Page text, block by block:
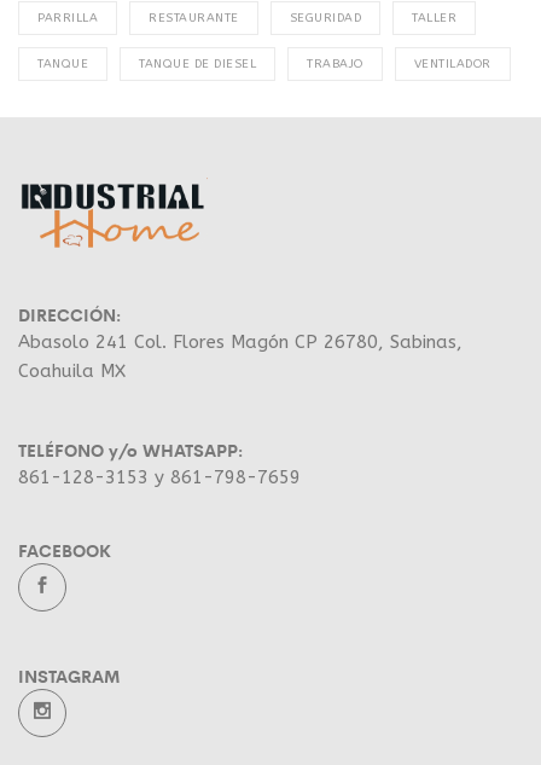
PARRILLA RESTAURANTE SEGURIDAD TALLER
TANQUE TANQUE DE DIESEL TRABAJO VENTILADOR
DIRECCIÓN:
Abasolo 241 Col. Flores Magón CP 26780, Sabinas,
Coahuila MX
TELÉFONO y/o WHATSAPP:
861-128-3153 y 861-798-7659
FACEBOOK
INSTAGRAM